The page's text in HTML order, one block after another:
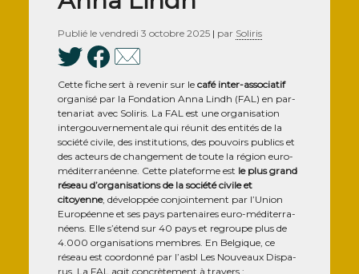
Publié le vendredi 3 octobre 2025 | par Soliris
Cette fiche sert à reve­nir sur le café inter-asso­cia­tif
orga­ni­sé par la Fon­da­tion Anna Lindh (FAL) en par­
te­na­riat avec Soli­ris. La FAL est une orga­ni­sa­tion
inter­gou­ver­ne­men­tale qui réunit des enti­tés de la
socié­té civile, des ins­ti­tu­tions, des pou­voirs publics et
des acteurs de chan­ge­ment de toute la région euro-
médi­ter­ra­néenne. Cette pla­te­forme est le plus grand
réseau d’organisations de la socié­té civile et
citoyenne, déve­lop­pée conjoin­te­ment par l’Union
Euro­péenne et ses pays par­te­naires euro-médi­ter­ra­
néens. Elle s’étend sur 40 pays et regroupe plus de
4.000 orga­ni­sa­tions membres. En Bel­gique, ce
réseau est coor­don­né par l’asbl Les Nou­veaux Dis­pa­
rus. La FAL agit concrè­te­ment à travers :